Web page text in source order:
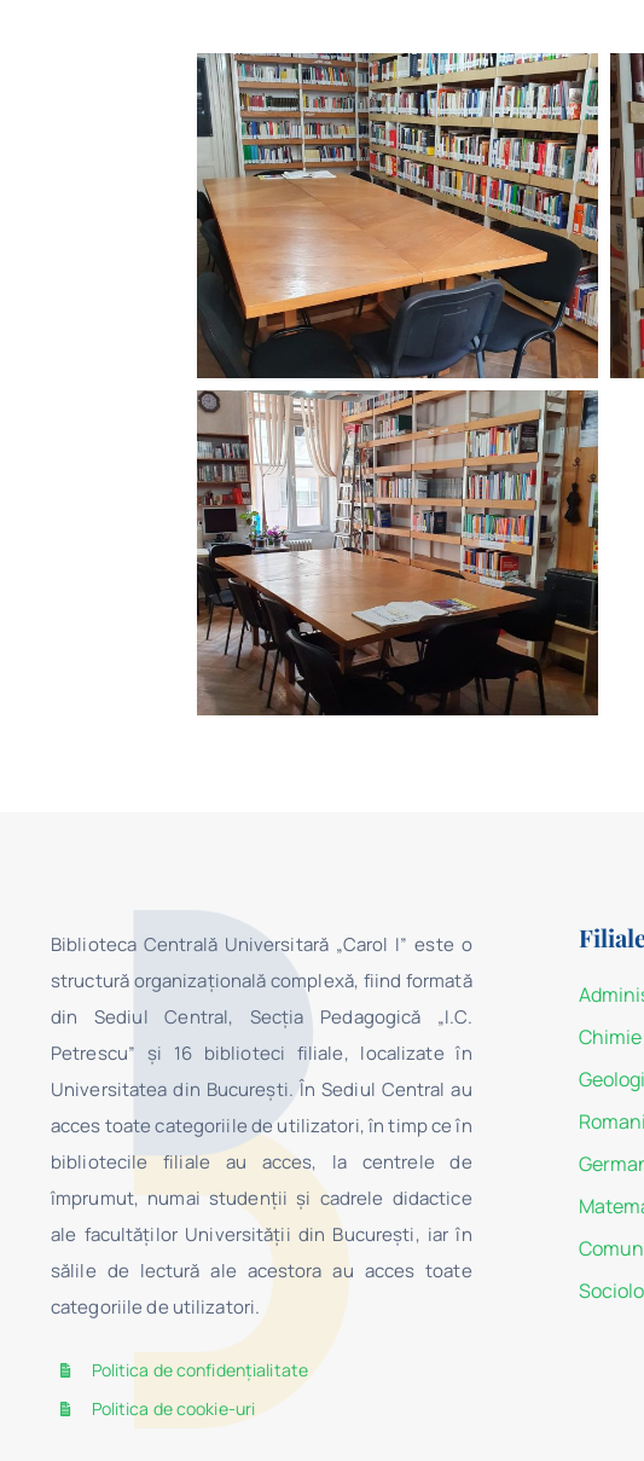
Biblioteca Centrală Universitară „Carol I” este o
structură organizaţională complexă, fiind formată
din Sediul Central, Secţia Pedagogică „I.C.
Petrescu” şi 16 biblioteci filiale, localizate în
Universitatea din Bucureşti. În Sediul Central au
acces toate categoriile de utilizatori, în timp ce în
bibliotecile filiale au acces, la centrele de
împrumut, numai studenţii şi cadrele didactice
ale facultăților Universității din București, iar în
sălile de lectură ale acestora au acces toate
categoriile de utilizatori.
Politica de confidențialitate
Politica de cookie-uri
Chimie